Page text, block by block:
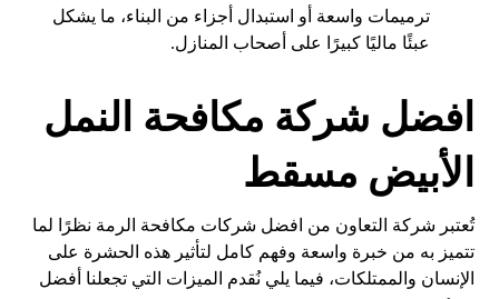
ترميمات واسعة أو استبدال أجزاء من البناء، ما يشكل
عبئًا ماليًا كبيرًا على أصحاب المنازل.
افضل شركة مكافحة النمل
الأبيض مسقط
تُعتبر شركة التعاون من افضل شركات مكافحة الرمة نظرًا لما
تتميز به من خبرة واسعة وفهم كامل لتأثير هذه الحشرة على
الإنسان والممتلكات، فيما يلي نُقدم الميزات التي تجعلنا أفضل